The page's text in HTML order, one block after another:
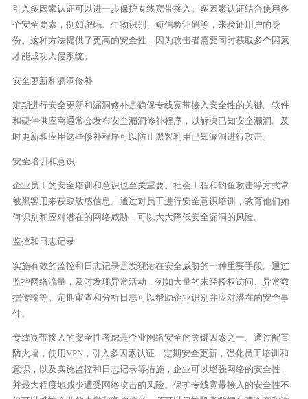
引入多因素认证可以进一步保护专线宽带接入。多因素认证结合使用多
个安全要素，例如密码、生物识别、短信验证码等，来验证用户的身
份。这种方法提供了更高的安全性，因为攻击者需要同时获取多个因素
才能成功入侵系统。
安全更新和漏洞修补
定期进行安全更新和漏洞修补是确保专线宽带接入安全性的关键。软件
和硬件供应商通常会发布安全漏洞修补程序，以解决已知安全漏洞。及
时更新和应用这些修补程序可以防止黑客利用已知漏洞进行攻击。
安全培训和意识
企业员工的安全培训和意识也至关重要。社会工程和钓鱼攻击等方式常
被黑客用来获取敏感信息。通过对员工进行安全意识培训，教育他们如
何识别和应对潜在的网络威胁，可以大大降低安全漏洞的风险。
监控和日志记录
实施有效的监控和日志记录是发现潜在安全威胁的一种重要手段。通过
监控网络流量，及时发现异常活动，例如大量的未经授权访问、异常数
据传输等。定期审查和分析日志可以帮助企业识别并应对潜在的安全事
件。
专线宽带接入的安全性考虑是企业网络安全的关键因素之一。通过配置
防火墙，使用VPN，引入多因素认证，定期安全更新，强化员工培训和
意识，以及实施监控和日志记录等措施，企业可以增强网络的安全性，
并最大程度地减少遭受网络攻击的风险。保护专线宽带接入的安全性不